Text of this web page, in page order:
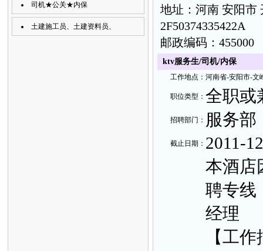
司机★公关★内保
土建施工员、土建资料员、
地址：河南 安阳
2F50374335422A
邮政编码：
ktv服务生/司机/内保
工作地点： 河南省-安阳市-文
职位类型： 全职或
招聘部门： 服务部
截止日 期： 2011-
本酒店
聘专线
经理
【工